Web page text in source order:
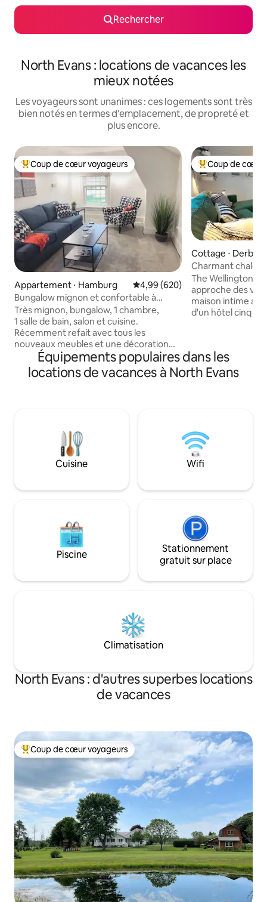
Rechercher
North Evans : locations de vacances les
mieux notées
Les voyageurs sont unanimes : ces logements sont très
bien notés en termes d'emplacement, de propreté et
plus encore.
Coups de cœur voyageurs les plus appréciés
Coup de cœur voyageurs
Appartement ⋅ Hamburg Évaluation moyenne sur la
4,99 (620)
Bungalow mignon et confortable à
Hamburg, NY - 1 chambre/1 salle de bain
Très mignon, bungalow, 1 chambre,
1 salle de bain, salon et cuisine.
Récemment refait avec tous les
nouveaux meubles et une décoration
mise à jour. La chambre a un matelas
taille Queen en mousse à mémoire de
forme. Le canapé du salon est un
ressemblant à un parc voisine le terrain
de golf d'un magnifique country club, ce
qui permet une atmosphère calme,
sereine et privée. Netflix, etc. avec un
câble ou par antenne, parking pour une
Coups de cœur
Coup de cœur
Cottage ⋅ Derby
Charmant chalet
vue sur le lac
The Wellington
approche des
maison intime
d'un hôtel cinq
chiots, un jacuzzi
arrière et toutes
modernes
les restaurants,
moins de 30
Bienvenue à tous !
Équipements populaires dans les
locations de vacances à North Evans
Cuisine Wifi
Piscine
Stationnement
gratuit sur place
Climatisation
North Evans : d'autres superbes locations
de vacances
Coups de cœur voyageurs les plus appréciés
Coup de cœur voyageurs